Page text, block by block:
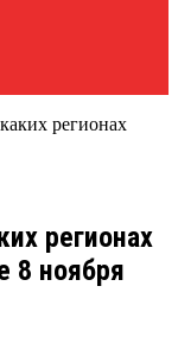
регионах
регионах
8 ноября